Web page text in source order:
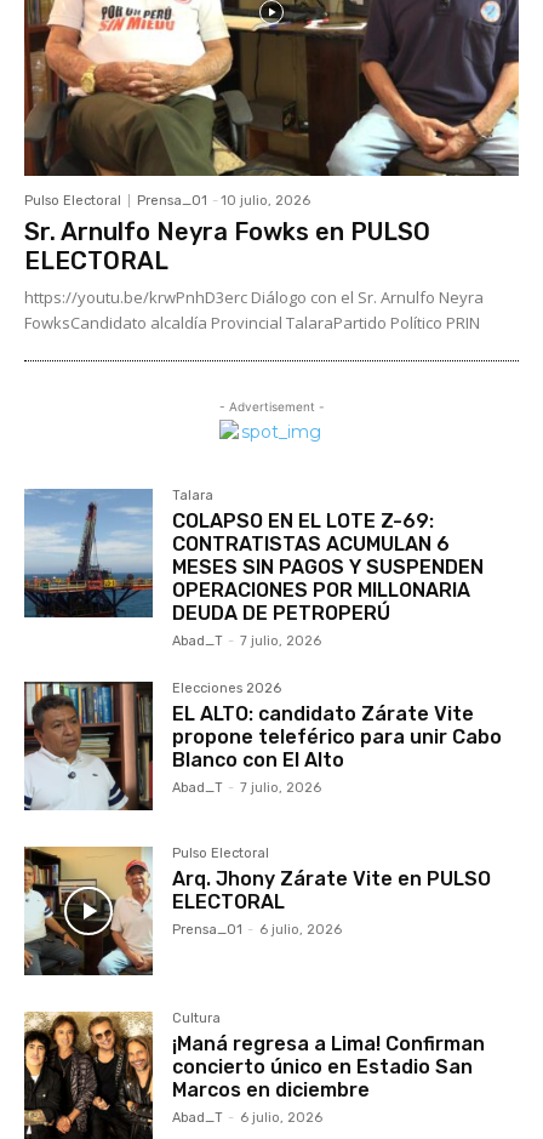
Pulso Electoral Prensa_01 - 10 julio, 2026
Sr. Arnulfo Neyra Fowks en PULSO
ELECTORAL
https://youtu.be/krwPnhD3erc Diálogo con el Sr. Arnulfo Neyra
FowksCandidato alcaldía Provincial TalaraPartido Político PRIN
- Advertisement -
Talara
COLAPSO EN EL LOTE Z-69:
CONTRATISTAS ACUMULAN 6
MESES SIN PAGOS Y SUSPENDEN
OPERACIONES POR MILLONARIA
DEUDA DE PETROPERÚ
Abad_T - 7 julio, 2026
Elecciones 2026
EL ALTO: candidato Zárate Vite
propone teleférico para unir Cabo
Blanco con El Alto
Abad_T - 7 julio, 2026
Pulso Electoral
Arq. Jhony Zárate Vite en PULSO
ELECTORAL
Prensa_01 - 6 julio, 2026
Cultura
¡Maná regresa a Lima! Confirman
concierto único en Estadio San
Marcos en diciembre
Abad_T - 6 julio, 2026